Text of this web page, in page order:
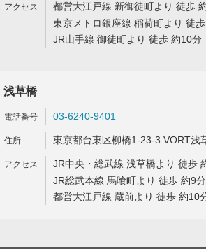
都営大江戸線 新御徒町より 徒歩
東京メトロ銀座線 稲荷町より 徒
JR山手線 御徒町より 徒歩 約10分
浅草橋
03-6240-9401
東京都台東区柳橋1-23-3 VORT浅
JR中央・総武線 浅草橋より 徒歩
JR総武本線 馬喰町より 徒歩 約9分
都営大江戸線 蔵前より 徒歩 約10